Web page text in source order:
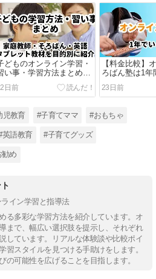
どものオンライン学習・
い事・学習方法まとめ｜
家庭に合う学び方を目的別
紹介
日前
【料金比較】
ろばん塾は1年
ら？講師から
比較
23日前
児教育 #子育てママ #おもちゃ
英語教育 #子育てグッズ
め
イン学習と指導法
る多彩な学習方法を紹介しています。オ
まで、幅広い選択肢を提示し、それぞれ
しています。リアルな体験談や比較ポイ
習スタイルを見つける手助けをします。
の可能性を広げることを目指します。